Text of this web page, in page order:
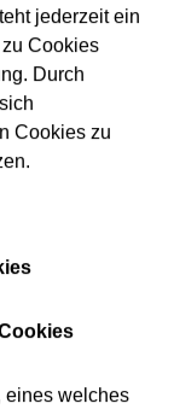
in
die Station
hat die
drei Bauwerke
im
es notwendig,
der
mit
jederzeit ein
Cookies
Durch
Cookies zu
eines welches